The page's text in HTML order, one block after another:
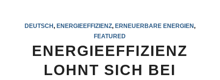
DEUTSCH, ENERGIEEFFIZIENZ, ERNEUERBARE ENERGIEN,
FEATURED
ENERGIEEFFIZIENZ
LOHNT SICH BEI